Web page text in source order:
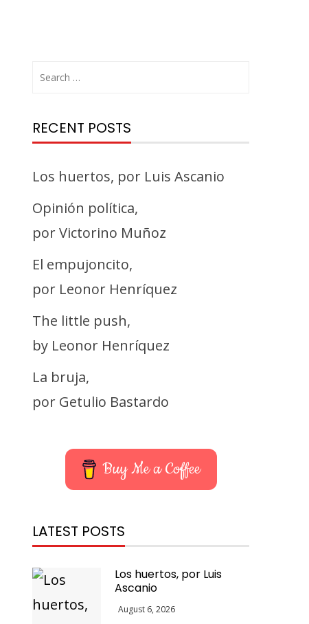
Search
RECENT POSTS
Los huertos, por Luis Ascanio
Opinión política,
por Victorino Muñoz
El empujoncito,
por Leonor Henríquez
The little push,
by Leonor Henríquez
La bruja,
por Getulio Bastardo
Buy Me a Coffee
LATEST POSTS
Los huertos, por Luis
Ascanio
August 6, 2026